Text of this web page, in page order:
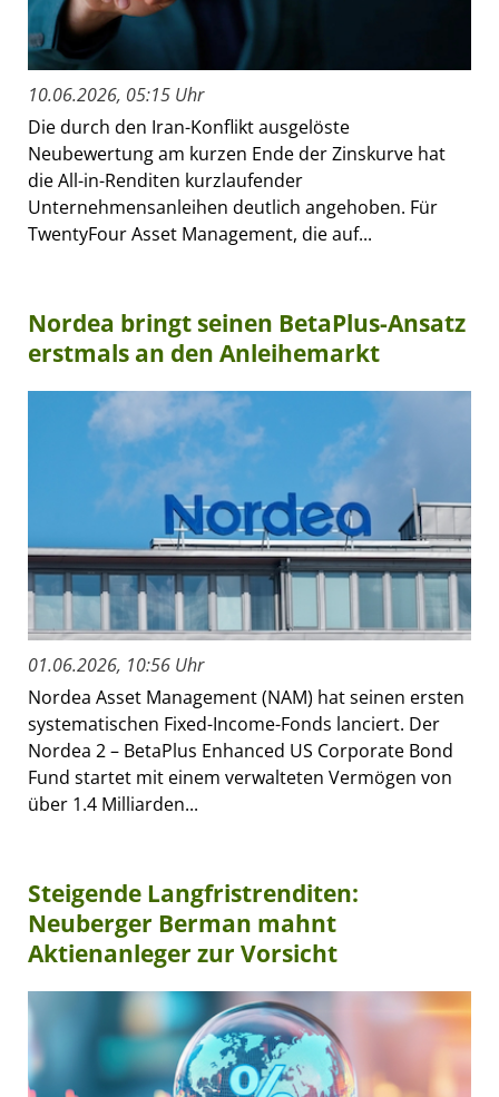
10.06.2026, 05:15 Uhr
Die durch den Iran-Konflikt ausgelöste
Neubewertung am kurzen Ende der Zinskurve hat
die All-in-Renditen kurzlaufender
Unternehmensanleihen deutlich angehoben. Für
TwentyFour Asset Management, die auf...
Nordea bringt seinen BetaPlus-Ansatz
erstmals an den Anleihemarkt
01.06.2026, 10:56 Uhr
Nordea Asset Management (NAM) hat seinen ersten
systematischen Fixed-Income-Fonds lanciert. Der
Nordea 2 – BetaPlus Enhanced US Corporate Bond
Fund startet mit einem verwalteten Vermögen von
über 1.4 Milliarden...
Steigende Langfristrenditen:
Neuberger Berman mahnt
Aktienanleger zur Vorsicht